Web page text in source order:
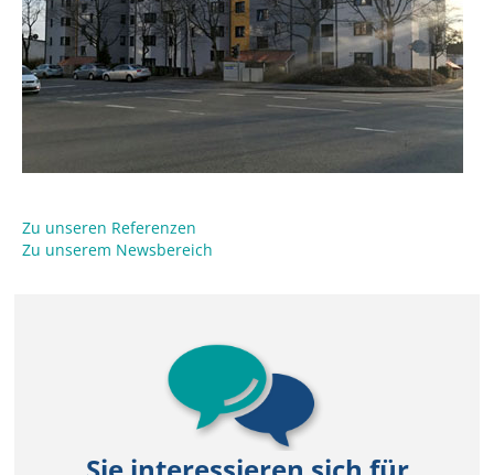
Zu unseren Referenzen
Zu unserem Newsbereich